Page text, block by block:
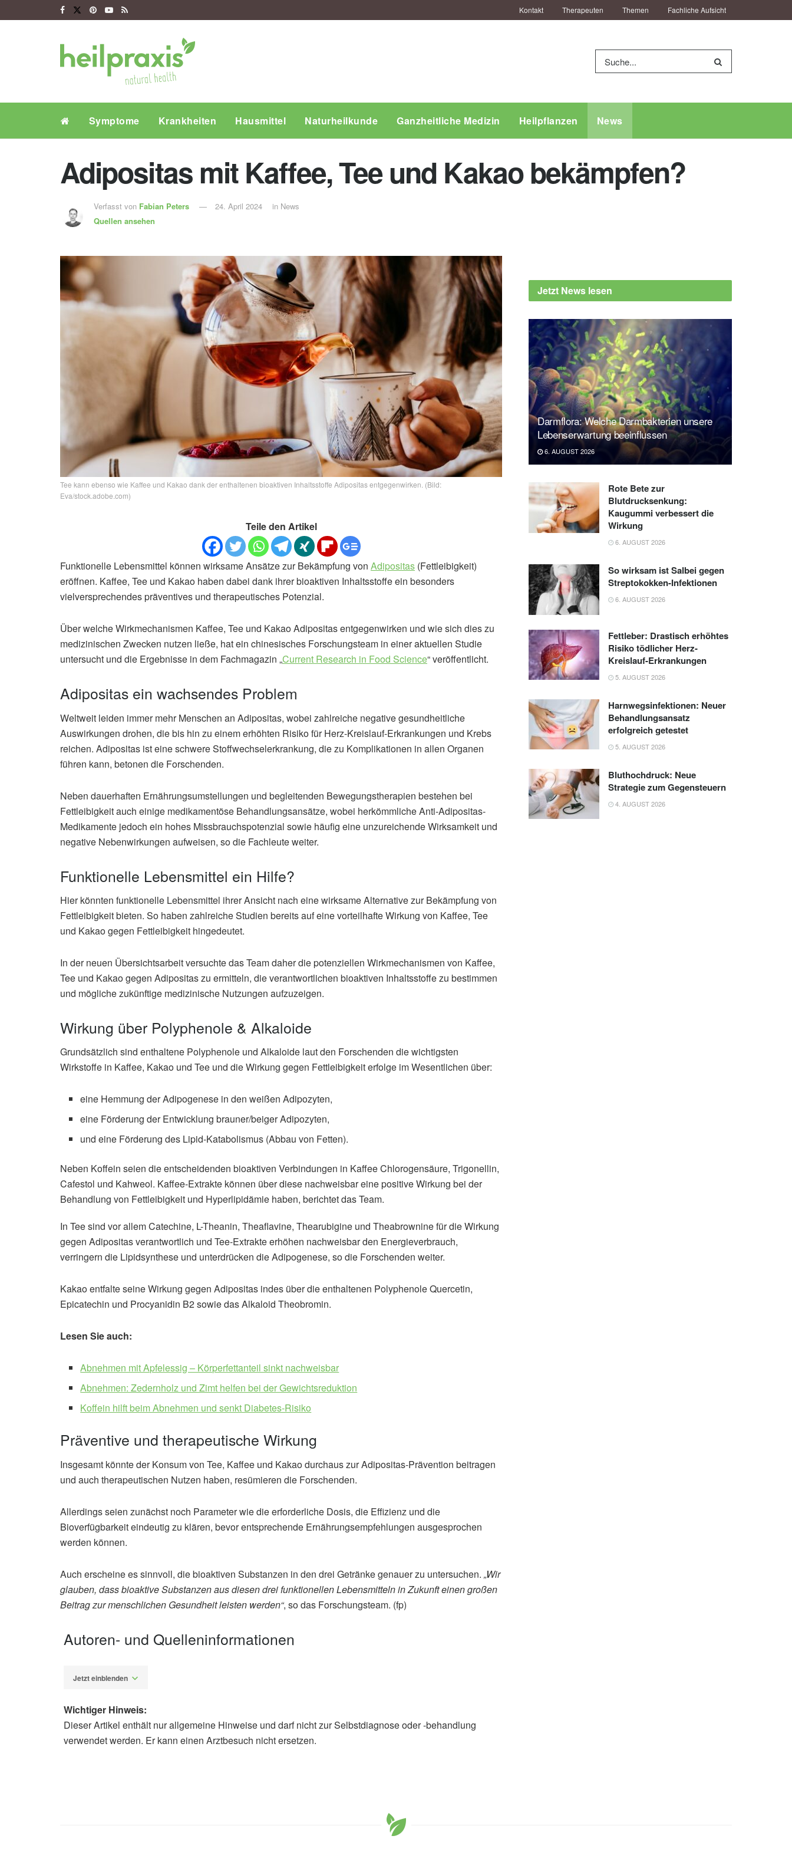
Kontakt Therapeuten Themen Fachliche Aufsicht
Symptome Krankheiten Hausmittel Naturheilkunde Ganzheitliche Medizin Heilpflanzen News
Adipositas mit Kaffee, Tee und Kakao bekämpfen?
Verfasst von Fabian Peters
Quellen ansehen
24. April 2024 in News
Tee kann ebenso wie Kaffee und Kakao dank der enthaltenen bioaktiven Inhaltsstoffe Adipositas entgegenwirken. (Bild:
Eva/stock.adobe.com)
Teile den Artikel
Funktionelle Lebensmittel können wirksame Ansätze zur Bekämpfung von Adipositas (Fettleibigkeit)
eröffnen. Kaffee, Tee und Kakao haben dabei dank ihrer bioaktiven Inhaltsstoffe ein besonders
vielversprechendes präventives und therapeutisches Potenzial.
Über welche Wirkmechanismen Kaffee, Tee und Kakao Adipositas entgegenwirken und wie sich dies zu
medizinischen Zwecken nutzen ließe, hat ein chinesisches Forschungsteam in einer aktuellen Studie
untersucht und die Ergebnisse in dem Fachmagazin „Current Research in Food Science“ veröffentlicht.
Adipositas ein wachsendes Problem
Weltweit leiden immer mehr Menschen an Adipositas, wobei zahlreiche negative gesundheitliche
Auswirkungen drohen, die bis hin zu einem erhöhten Risiko für Herz-Kreislauf-Erkrankungen und Krebs
reichen. Adipositas ist eine schwere Stoffwechselerkrankung, die zu Komplikationen in allen Organen
führen kann, betonen die Forschenden.
Neben dauerhaften Ernährungsumstellungen und begleitenden Bewegungstherapien bestehen bei
Fettleibigkeit auch einige medikamentöse Behandlungsansätze, wobei herkömmliche Anti-Adipositas-
Medikamente jedoch ein hohes Missbrauchspotenzial sowie häufig eine unzureichende Wirksamkeit und
negative Nebenwirkungen aufweisen, so die Fachleute weiter.
Funktionelle Lebensmittel ein Hilfe?
Hier könnten funktionelle Lebensmittel ihrer Ansicht nach eine wirksame Alternative zur Bekämpfung von
Fettleibigkeit bieten. So haben zahlreiche Studien bereits auf eine vorteilhafte Wirkung von Kaffee, Tee
und Kakao gegen Fettleibigkeit hingedeutet.
In der neuen Übersichtsarbeit versuchte das Team daher die potenziellen Wirkmechanismen von Kaffee,
Tee und Kakao gegen Adipositas zu ermitteln, die verantwortlichen bioaktiven Inhaltsstoffe zu bestimmen
und mögliche zukünftige medizinische Nutzungen aufzuzeigen.
Wirkung über Polyphenole & Alkaloide
Grundsätzlich sind enthaltene Polyphenole und Alkaloide laut den Forschenden die wichtigsten
Wirkstoffe in Kaffee, Kakao und Tee und die Wirkung gegen Fettleibigkeit erfolge im Wesentlichen über:
eine Hemmung der Adipogenese in den weißen Adipozyten,
eine Förderung der Entwicklung brauner/beiger Adipozyten,
und eine Förderung des Lipid-Katabolismus (Abbau von Fetten).
Neben Koffein seien die entscheidenden bioaktiven Verbindungen in Kaffee Chlorogensäure, Trigonellin,
Cafestol und Kahweol. Kaffee-Extrakte können über diese nachweisbar eine positive Wirkung bei der
Behandlung von Fettleibigkeit und Hyperlipidämie haben, berichtet das Team.
In Tee sind vor allem Catechine, L-Theanin, Theaflavine, Thearubigine und Theabrownine für die Wirkung
gegen Adipositas verantwortlich und Tee-Extrakte erhöhen nachweisbar den Energieverbrauch,
verringern die Lipidsynthese und unterdrücken die Adipogenese, so die Forschenden weiter.
Kakao entfalte seine Wirkung gegen Adipositas indes über die enthaltenen Polyphenole Quercetin,
Epicatechin und Procyanidin B2 sowie das Alkaloid Theobromin.
Lesen Sie auch:
Abnehmen mit Apfelessig – Körperfettanteil sinkt nachweisbar
Abnehmen: Zedernholz und Zimt helfen bei der Gewichtsreduktion
Koffein hilft beim Abnehmen und senkt Diabetes-Risiko
Präventive und therapeutische Wirkung
Insgesamt könnte der Konsum von Tee, Kaffee und Kakao durchaus zur Adipositas-Prävention beitragen
und auch therapeutischen Nutzen haben, resümieren die Forschenden.
Allerdings seien zunächst noch Parameter wie die erforderliche Dosis, die Effizienz und die
Bioverfügbarkeit eindeutig zu klären, bevor entsprechende Ernährungsempfehlungen ausgesprochen
werden können.
Auch erscheine es sinnvoll, die bioaktiven Substanzen in den drei Getränke genauer zu untersuchen. „Wir
glauben, dass bioaktive Substanzen aus diesen drei funktionellen Lebensmitteln in Zukunft einen großen
Beitrag zur menschlichen Gesundheit leisten werden“, so das Forschungsteam. (fp)
Autoren- und Quelleninformationen
Jetzt einblenden
Fabian Peters
caffeine on adiposity, type 2 diabetes, and cardiovascular disease: two sample mendelian
bmj.com
Wichtiger Hinweis:
Dieser Artikel enthält nur allgemeine Hinweise und darf nicht zur Selbstdiagnose oder -behandlung
verwendet werden. Er kann einen Arztbesuch nicht ersetzen.
Jetzt News lesen
Darmflora: Welche Darmbakterien unsere
Lebenserwartung beeinflussen
6. AUGUST 2026
Rote Bete zur
Blutdrucksenkung:
Kaugummi verbessert die
Wirkung
6. AUGUST 2026
So wirksam ist Salbei gegen
Streptokokken-Infektionen
6. AUGUST 2026
Fettleber: Drastisch erhöhtes
Risiko tödlicher Herz-
Kreislauf-Erkrankungen
5. AUGUST 2026
Harnwegsinfektionen: Neuer
Behandlungsansatz
erfolgreich getestet
5. AUGUST 2026
Bluthochdruck: Neue
Strategie zum Gegensteuern
4. AUGUST 2026